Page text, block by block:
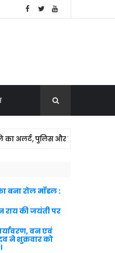
पुलिस और सरकारी वाहनों की
बना रोल मॉडल :
राय की जयंती पर
वन एवं
ने शुक्रवार को